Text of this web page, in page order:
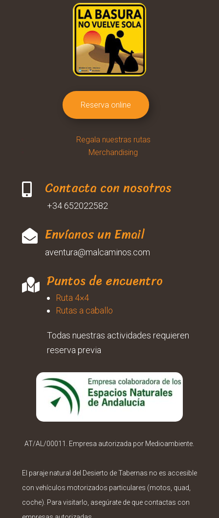
Reserva online
Regala nuestras rutas
Merchandising
 Contacta con nosotros
+34 652022582
 Envíanos un Email
aventura@malcaminos.com
 Puntos de encuentro
Ruta 4×4
Rutas a caballo
Todas nuestras actividades requieren
reserva previa
AT/AL/00011. Empresa autorizada por Medioambiente.
El paraje natural del Desierto de Tabernas no es accesible
con vehículos motorizados particulares (motos, quad,
coche). Para visitarlo, asegúrate de que contactas con